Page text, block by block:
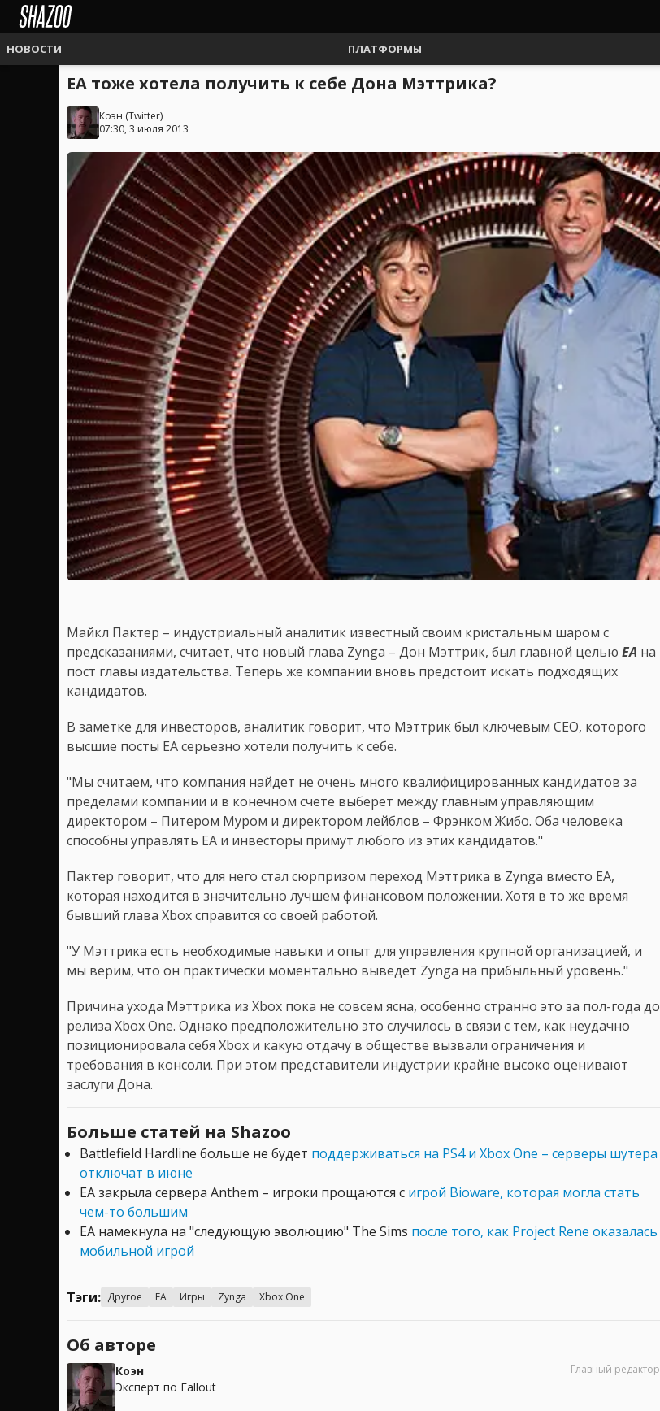
НОВОСТИ ПЛАТФОРМЫ
EA тоже хотела получить к себе Дона Мэттрика?
Коэн (Twitter)
07:30, 3 июля 2013
Майкл Пактер – индустриальный аналитик известный своим кристальным шаром с
предсказаниями, считает, что новый глава Zynga – Дон Мэттрик, был главной целью EA на
пост главы издательства. Теперь же компании вновь предстоит искать подходящих
кандидатов.
В заметке для инвесторов, аналитик говорит, что Мэттрик был ключевым CEO, которого
высшие посты EA серьезно хотели получить к себе.
"Мы считаем, что компания найдет не очень много квалифицированных кандидатов за
пределами компании и в конечном счете выберет между главным управляющим
директором – Питером Муром и директором лейблов – Фрэнком Жибо. Оба человека
способны управлять EA и инвесторы примут любого из этих кандидатов."
Пактер говорит, что для него стал сюрпризом переход Мэттрика в Zynga вместо EA,
которая находится в значительно лучшем финансовом положении. Хотя в то же время
бывший глава Xbox справится со своей работой.
"У Мэттрика есть необходимые навыки и опыт для управления крупной организацией, и
мы верим, что он практически моментально выведет Zynga на прибыльный уровень."
Причина ухода Мэттрика из Xbox пока не совсем ясна, особенно странно это за пол-года до
релиза Xbox One. Однако предположительно это случилось в связи с тем, как неудачно
позиционировала себя Xbox и какую отдачу в обществе вызвали ограничения и
требования в консоли. При этом представители индустрии крайне высоко оценивают
заслуги Дона.
Больше статей на Shazoo
Battlefield Hardline больше не будет поддерживаться на PS4 и Xbox One – серверы шутера
отключат в июне
EA закрыла сервера Anthem – игроки прощаются с игрой Bioware, которая могла стать
чем-то большим
EA намекнула на "следующую эволюцию" The Sims после того, как Project Rene оказалась
мобильной игрой
Тэги: Другое EA Игры Zynga Xbox One
Об авторе
Коэн
Эксперт по Fallout
Главный редактор